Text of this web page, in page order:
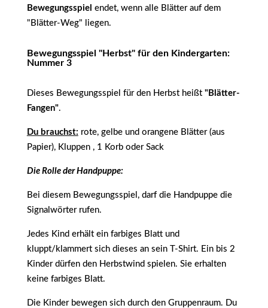
Bewegungsspiel endet, wenn alle Blätter auf dem
"Blätter-Weg" liegen.
Bewegungsspiel "Herbst" für den Kindergarten:
Nummer 3
Dieses Bewegungsspiel für den Herbst heißt "Blätter-
Fangen".
Du brauchst: rote, gelbe und orangene Blätter (aus
Papier), Kluppen , 1 Korb oder Sack
Die Rolle der Handpuppe:
Bei diesem Bewegungsspiel, darf die Handpuppe die
Signalwörter rufen.
Jedes Kind erhält ein farbiges Blatt und
kluppt/klammert sich dieses an sein T-Shirt. Ein bis 2
Kinder dürfen den Herbstwind spielen. Sie erhalten
keine farbiges Blatt.
Die Kinder bewegen sich durch den Gruppenraum. Du